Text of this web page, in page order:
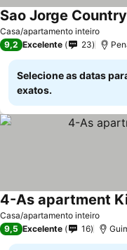
Casa/apartamento inteiro
Sao Jorge
9,2 Excelente 23
Selecione as datas
exatos.
Casa/apartamento inteiro
4-As apartment
9,5 Excelente 16